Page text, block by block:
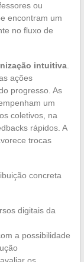
ou
encontram um
no fluxo de
intuitiva.
ações
progresso. As
um
coletivos, na
rápidos. A
trocas
concreta
digitais da
a possibilidade